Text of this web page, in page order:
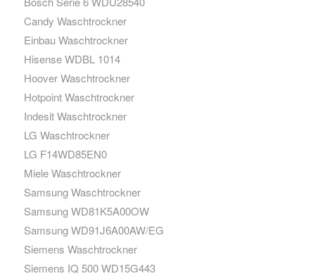
Candy Waschtrockner
Einbau Waschtrockner
Hisense WDBL 1014
Hoover Waschtrockner
Hotpoint Waschtrockner
Indesit Waschtrockner
LG Waschtrockner
LG F14WD85EN0
Miele Waschtrockner
Samsung Waschtrockner
Samsung WD81K5A00OW
Samsung WD91J6A00AW/EG
Siemens Waschtrockner
Siemens IQ 500 WD15G443